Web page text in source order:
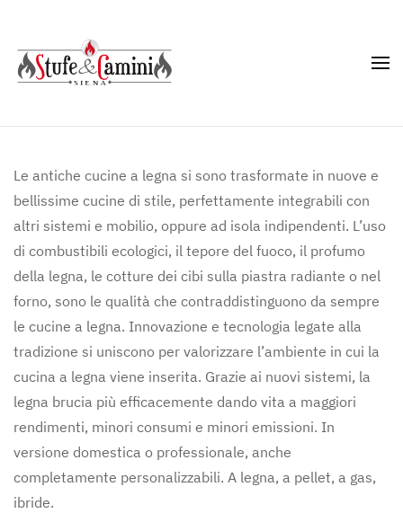
Skip
to
Le antiche cucine a legna si sono trasformate in nuove e
bellissime cucine di stile, perfettamente integrabili con
altri sistemi e mobilio, oppure ad isola indipendenti. L’uso
di combustibili ecologici, il tepore del fuoco, il profumo
della legna, le cotture dei cibi sulla piastra radiante o nel
forno, sono le qualità che contraddistinguono da sempre
le cucine a legna. Innovazione e tecnologia legate alla
tradizione si uniscono per valorizzare l’ambiente in cui la
cucina a legna viene inserita. Grazie ai nuovi sistemi, la
legna brucia più efficacemente dando vita a maggiori
rendimenti, minori consumi e minori emissioni. In
versione domestica o professionale, anche
completamente personalizzabili. A legna, a pellet, a gas,
ibride.